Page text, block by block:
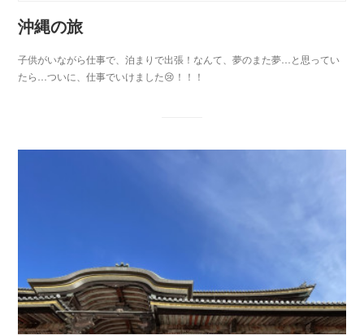
沖縄の旅
子供がいながら仕事で、泊まりで出張！なんて、夢のまた夢…と思ってい
たら…ついに、仕事でいけました😢！！！